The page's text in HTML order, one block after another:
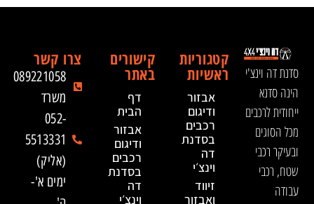
סדנת דה וינצ'י
הינה סדנא
ייחודית לרכבים
מכל הסוגים
ובעיקר רכבי
שטח, רכבי
עבודה
קטגוריות
ראשיות
אבזור
ודיגום
רכבים
בסדנת
דה
וינצ׳י
זיווד
ואבזור
קישורים
באתר
דף
הבית
אבזור
ודיגום
רכבים
בסדנת
דה
וינצ׳י
צרו קשר
089221058
משרד
052-
5513331
(אליק)
ימים א'-